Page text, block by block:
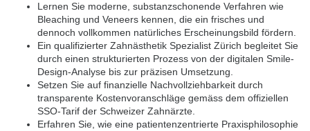
Lernen Sie moderne, substanzschonende Verfahren wie
Bleaching und Veneers kennen, die ein frisches und
dennoch vollkommen natürliches Erscheinungsbild fördern.
Ein qualifizierter Zahnästhetik Spezialist Zürich begleitet Sie
durch einen strukturierten Prozess von der digitalen Smile-
Design-Analyse bis zur präzisen Umsetzung.
Setzen Sie auf finanzielle Nachvollziehbarkeit durch
transparente Kostenvoranschläge gemäss dem offiziellen
SSO-Tarif der Schweizer Zahnärzte.
Erfahren Sie, wie eine patientenzentrierte Praxisphilosophie